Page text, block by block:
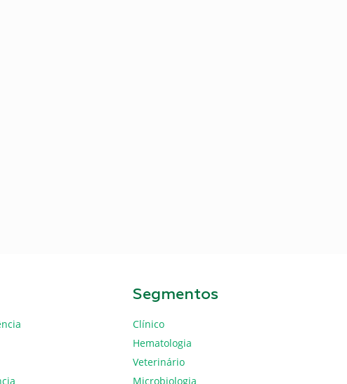
Segmentos
Clínico
Hematologia
Veterinário
Microbiologia